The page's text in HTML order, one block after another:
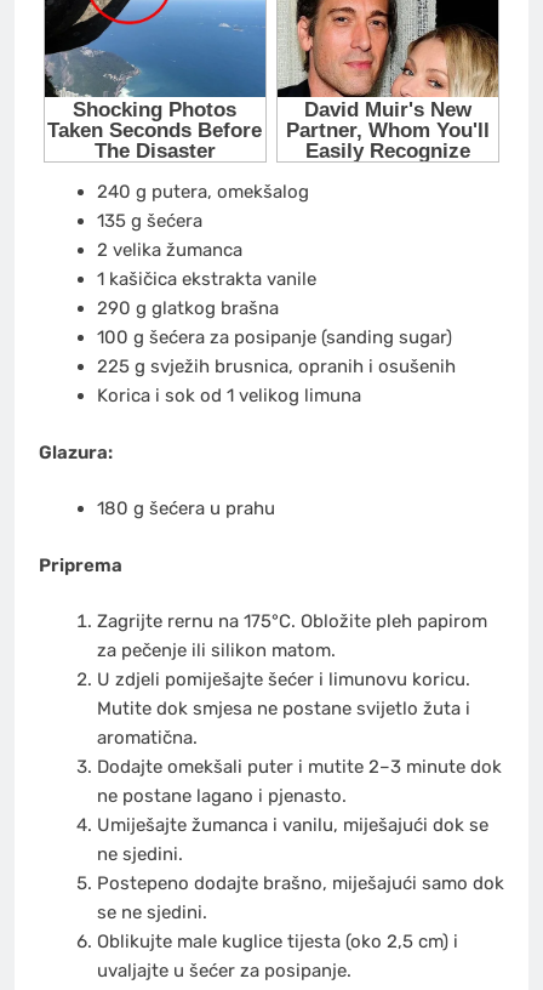
240 g putera, omekšalog
135 g šećera
2 velika žumanca
1 kašičica ekstrakta vanile
290 g glatkog brašna
100 g šećera za posipanje (sanding sugar)
225 g svježih brusnica, opranih i osušenih
Korica i sok od 1 velikog limuna
Glazura:
180 g šećera u prahu
Priprema
Zagrijte rernu na 175°C. Obložite pleh papirom
za pečenje ili silikon matom.
U zdjeli pomiješajte šećer i limunovu koricu.
Mutite dok smjesa ne postane svijetlo žuta i
aromatična.
Dodajte omekšali puter i mutite 2–3 minute dok
ne postane lagano i pjenasto.
Umiješajte žumanca i vanilu, miješajući dok se
ne sjedini.
Postepeno dodajte brašno, miješajući samo dok
se ne sjedini.
Oblikujte male kuglice tijesta (oko 2,5 cm) i
uvaljajte u šećer za posipanje.